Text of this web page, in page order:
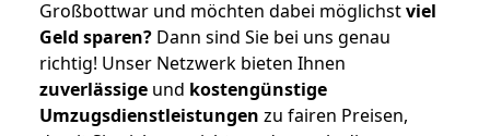
Großbottwar und möchten dabei möglichstviel
Geld sparen? Dann sind Sie bei uns genau
richtig! Unser Netzwerk bieten Ihnen
zuverlässige und kostengünstige
Umzugsdienstleistungen zu fairen Preisen,